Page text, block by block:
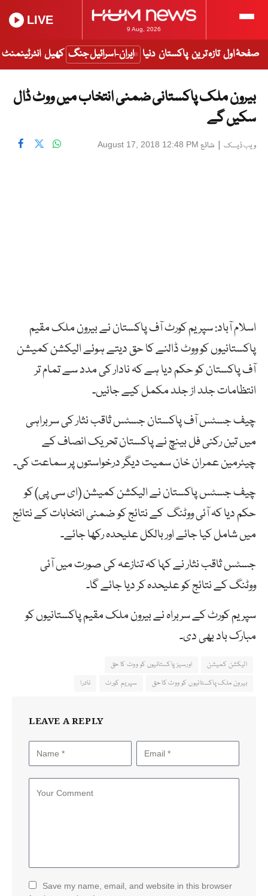
9 Aug, 2026
LIVE
صفحۂ اول تازہ ترین پاکستان دنیا ایران-اسرائیل جنگ کھیل انٹرٹینمنٹ
بیرون ملک پاکستانی ضمنی انتخاب میں ووٹ ڈال
سکیں گے
ویب ڈیسک | شائع August 17, 2018 12:48 PM
اسلام آباد: سپریم کورٹ آف پاکستان نے بیرون ملک مقیم
پاکستانیوں کو ووٹ ڈالنے کا حق دیتے ہوئے الیکشن کمیشن
آف پاکستان کو حکم دیا ہے کہ نادار کی مدد سے تمام تر
انتظامات جلد از جلد مکمل کیے جائیں۔
چیف جسٹس آف پاکستان جسٹس ثاقب نثار کی سربراہی
میں تین رکنی فل بینچ نے پاکستان تحریک انصاف کے
چیئرمین عمران خان سمیت دیگر درخواستوں پر سماعت کی۔
چیف جسٹس پاکستان نے الیکشن کمیشن (ای سی پی) کو
حکم دیا کہ آئی ووٹنگ کے نتائج کو ضمنی انتخابات کے نتائج
میں شامل کیا جائے اور بالکل علیحدہ رکھا جائے۔
جسٹس ثاقب نثار نے کہا کہ تنازعہ کی صورت میں آئی
ووٹنگ کے نتائج کو علیحدہ کر دیا جائے گا۔
سپریم کورٹ کے سربراہ نے بیرون ملک مقیم پاکستانیوں کو
مبارک باد بھی دی۔
الیکشن کمیشن
اورسیز پاکستانیوں کو ووٹ کا حق
بیرون ملک پاکستانیوں کو ووٹ کا حق
سپریم کورٹ نادرا
LEAVE A REPLY
Save my name, email, and website in this browser